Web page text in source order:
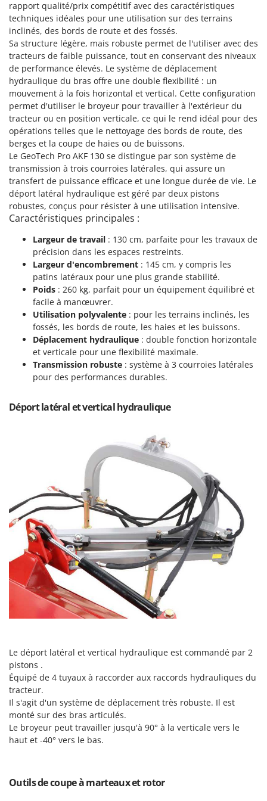
Groupes électrogènes
Gyrobroyeurs à lame pour tracteur
H
Haches - Cognées et Hachettes
Hachoirs à viande
Herses à Dents
Herses Rotatives
L
Lames à neige
Lames niveleuses pour tracteur
Lave-vitres
Lieuses électriques pour vignes
Machines à pâtes
Machines pour la transformation des fruits
Machines sous vide
Motobineuses
Motoculteurs
Motofaucheuses
Motopompes pour irrigation
Moulins à céréales électriques
Nettoyeurs haute pression
Nettoyeurs tapis, moquettes et tapisseries
Peignes vibreurs et Secoueurs à olives
Pelles rétros pour tracteur
Perches Élagueuses
Pétrins à Spirale
Piscines
Planteuses de pommes de terre pour tracteur
Plateaux de coupe pour tracteur
Pompes de transfert
Pompes immergées électriques
Postes à souder
Poussoirs à saucisse
Pressoirs à Raisin
E
EcoFlow
Edilmark
Effeuno
Einhell
Elegen
Energy Gruppi
Enotecnica Pillan
Eschenfelder
EuroMech
Eurosystems
F
FAC
Fama Industrie
Famag
Famur
FARMER
FBC
Ferrari Group
Ferroni
Ferrua
FIAC
FIEM
Flymo
Fontana Forni
Forest Master
Francini
G
G3 Ferrari
Gardena
Garofalo
GeoTech Pro
Gierre
Ginko - MGM
Gipeco
Girmi
GRAEF
GreenBay
rapport qualité/prix compétitif avec des caractéristiques
techniques idéales pour une utilisation sur des terrains
inclinés, des bords de route et des fossés.
Sa structure légère, mais robuste permet de l'utiliser avec des
tracteurs de faible puissance, tout en conservant des niveaux
de performance élevés. Le système de déplacement
hydraulique du bras offre une double flexibilité : un
mouvement à la fois horizontal et vertical. Cette configuration
permet d'utiliser le broyeur pour travailler à l'extérieur du
tracteur ou en position verticale, ce qui le rend idéal pour des
opérations telles que le nettoyage des bords de route, des
berges et la coupe de haies ou de buissons.
Le GeoTech Pro AKF 130 se distingue par son système de
transmission à trois courroies latérales, qui assure un
transfert de puissance efficace et une longue durée de vie. Le
déport latéral hydraulique est géré par deux pistons
robustes, conçus pour résister à une utilisation intensive.
Caractéristiques principales :
Largeur de travail : 130 cm, parfaite pour les travaux de
précision dans les espaces restreints.
Largeur d'encombrement : 145 cm, y compris les
patins latéraux pour une plus grande stabilité.
Poids : 260 kg, parfait pour un équipement équilibré et
facile à manœuvrer.
Utilisation polyvalente : pour les terrains inclinés, les
fossés, les bords de route, les haies et les buissons.
Déplacement hydraulique : double fonction horizontale
et verticale pour une flexibilité maximale.
Transmission robuste : système à 3 courroies latérales
pour des performances durables.
Déport latéral et vertical hydraulique
Le déport latéral et vertical hydraulique est commandé par 2
pistons .
Équipé de 4 tuyaux à raccorder aux raccords hydrauliques du
tracteur.
Il s'agit d'un système de déplacement très robuste. Il est
monté sur des bras articulés.
Le broyeur peut travailler jusqu'à 90° à la verticale vers le
haut et -40° vers le bas.
Outils de coupe à marteaux et rotor